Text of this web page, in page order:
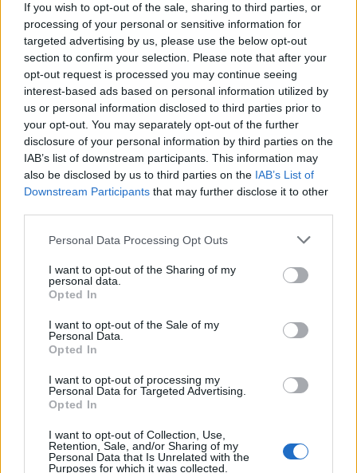
If you wish to opt-out of the sale, sharing to third parties, or
processing of your personal or sensitive information for
targeted advertising by us, please use the below opt-out
section to confirm your selection. Please note that after your
opt-out request is processed you may continue seeing
interest-based ads based on personal information utilized by
us or personal information disclosed to third parties prior to
your opt-out. You may separately opt-out of the further
disclosure of your personal information by third parties on the
IAB’s list of downstream participants. This information may
also be disclosed by us to third parties on the IAB’s List of
Downstream Participants that may further disclose it to other
Personal Data Processing Opt Outs
I want to opt-out of the Sharing of my
personal data.
Opted In
I want to opt-out of the Sale of my
Personal Data.
Opted In
I want to opt-out of processing my
Personal Data for Targeted Advertising.
Opted In
I want to opt-out of Collection, Use,
Retention, Sale, and/or Sharing of my
Personal Data that Is Unrelated with the
Purposes for which it was collected.
news
RELATED ARTICLES MORE FROM AUTHOR
Sieste après 65 ans : la
Ménopause et
sous-vêtements à
Ménopause précoce : le
Popular Posts
Comment soigner votre dos en thalasso ?
16 octobre 2019
Covid-19 : les nouvelles doses adaptées à Omicron arrivent
29 septembre 2022